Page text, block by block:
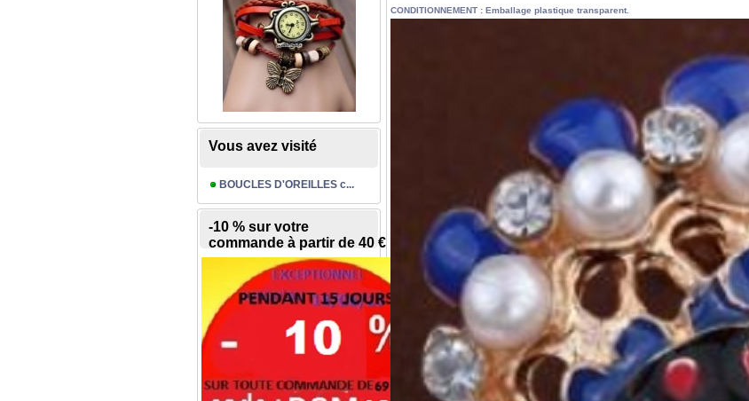
Vous avez visité
BOUCLES D'OREILLES c...
-10 % sur votre
commande à partir de 40 €
CONDITIONNEMENT : Emballage plastique transparent.